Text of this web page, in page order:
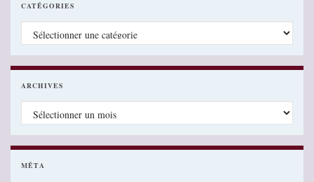
CATÉGORIES
Catégories
ARCHIVES
Archives
MÉTA